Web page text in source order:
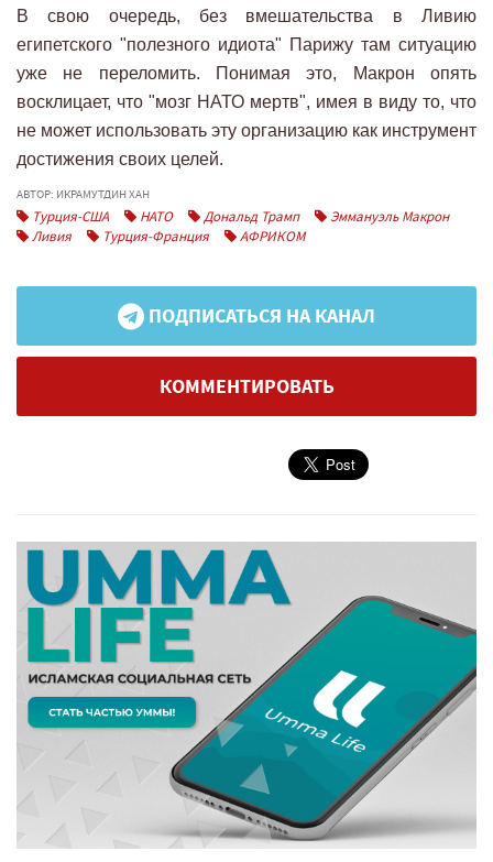
В свою очередь, без вмешательства в Ливию
египетского "полезного идиота" Парижу там ситуацию
уже не переломить. Понимая это, Макрон опять
восклицает, что "мозг НАТО мертв", имея в виду то, что
не может использовать эту организацию как инструмент
достижения своих целей.
АВТОР: ИКРАМУТДИН ХАН
Турция-США НАТО Дональд Трамп
Эммануэль Макрон
Ливия
Турция-Франция АФРИКОМ
ПОДПИСАТЬСЯ НА КАНАЛ
КОММЕНТИРОВАТЬ